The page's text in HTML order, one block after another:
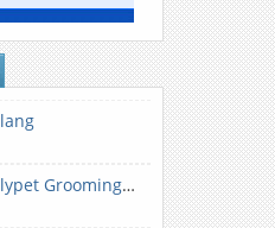
Grooming Kucing & Anjing Cimahi | Lilypet Grooming & Pet Hotel